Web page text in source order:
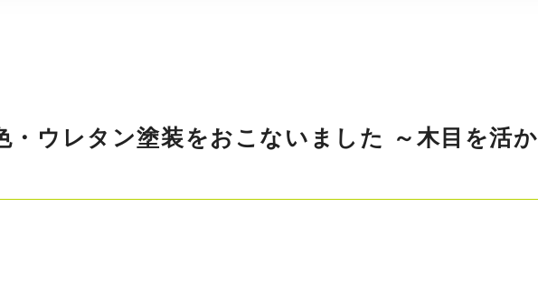
・ウレタン塗装をおこないました ～木目を活か